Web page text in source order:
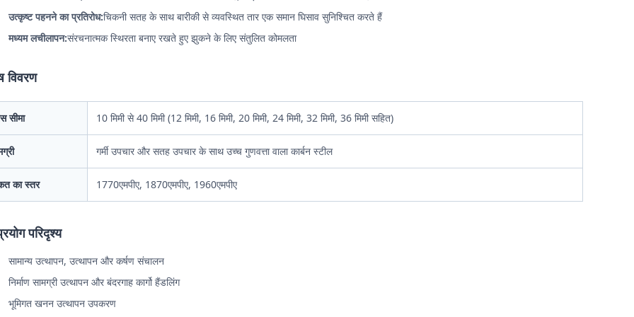
उत्कृष्ट पहनने का प्रतिरोध:चिकनी सतह के साथ बारीकी से व्यवस्थित तार एक समान घिसाव सुनिश्चित करते हैं
मध्यम लचीलापन:संरचनात्मक स्थिरता बनाए रखते हुए झुकने के लिए संतुलित कोमलता
विवरण
सीमा 10 मिमी से 40 मिमी (12 मिमी, 16 मिमी, 20 मिमी, 24 मिमी, 32 मिमी, 36 मिमी सहित)
गर्मी उपचार और सतह उपचार के साथ उच्च गुणवत्ता वाला कार्बन स्टील
का स्तर 1770एमपीए, 1870एमपीए, 1960एमपीए
परिदृश्य
सामान्य उत्थापन, उत्थापन और कर्षण संचालन
निर्माण सामग्री उत्थापन और बंदरगाह कार्गो हैंडलिंग
भूमिगत खनन उत्थापन उपकरण